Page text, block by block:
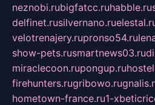
neznobi.rubigfatcc.ruhabble.ru
delfinet.rusilvernano.ru
velotrenajery.rupronso54.ru
show-pets.rusmartnews03.ru
miraclecoon.rupongup.ru
firehunters.rugribowo.ru
hometown-france.ru1-